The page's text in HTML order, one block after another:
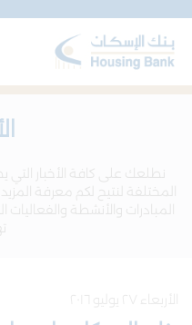
نطلعك على كافة الأخبار التي
المختلفة لنتيح لكم معرفة
المبادرات والأنشطة